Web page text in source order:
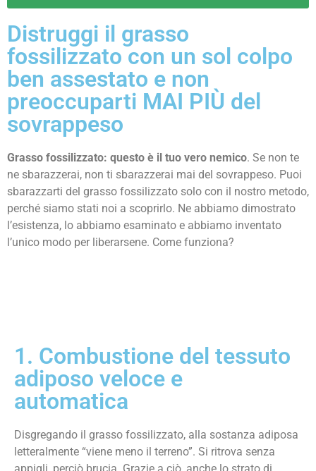
Distruggi il grasso
fossilizzato con un sol colpo
ben assestato e non
preoccuparti MAI PIÙ del
sovrappeso
Grasso fossilizzato: questo è il tuo vero nemico. Se non te
ne sbarazzerai, non ti sbarazzerai mai del sovrappeso. Puoi
sbarazzarti del grasso fossilizzato solo con il nostro metodo,
perché siamo stati noi a scoprirlo. Ne abbiamo dimostrato
l’esistenza, lo abbiamo esaminato e abbiamo inventato
l’unico modo per liberarsene. Come funziona?
1. Combustione del tessuto
adiposo veloce e
automatica
Disgregando il grasso fossilizzato, alla sostanza adiposa
letteralmente “viene meno il terreno”. Si ritrova senza
appigli, perciò brucia. Grazie a ciò, anche lo strato di